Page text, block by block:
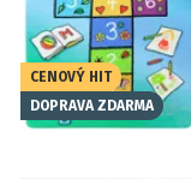
CENOVÝ HIT
DOPRAVA ZDARMA